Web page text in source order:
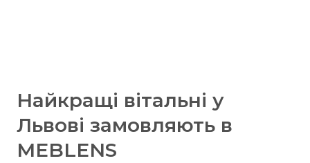
Найкращі вітальні у
Львові замовляють в
MEBLENS